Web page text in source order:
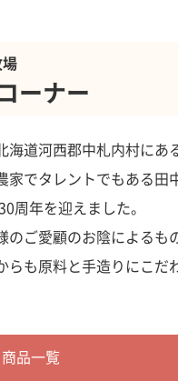
ーナー
海道河西郡中札内村にあ
でタレントでもある田
周年を迎えました。
のご愛顧のお陰によるも
らも原料と手造りにこだ
商品一覧